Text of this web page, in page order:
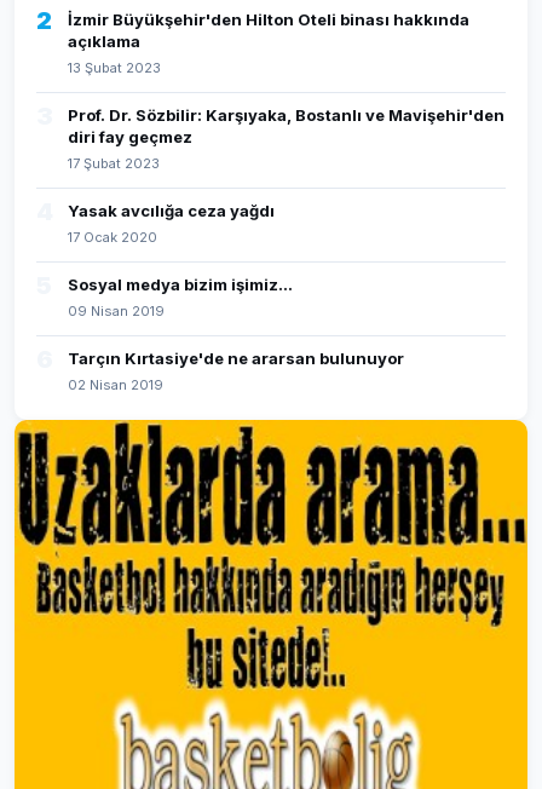
2
İzmir Büyükşehir'den Hilton Oteli binası hakkında
açıklama
13 Şubat 2023
Prof. Dr. Sözbilir: Karşıyaka, Bostanlı ve Mavişehir'den
diri fay geçmez
17 Şubat 2023
Yasak avcılığa ceza yağdı
17 Ocak 2020
Sosyal medya bizim işimiz...
09 Nisan 2019
Tarçın Kırtasiye'de ne ararsan bulunuyor
02 Nisan 2019